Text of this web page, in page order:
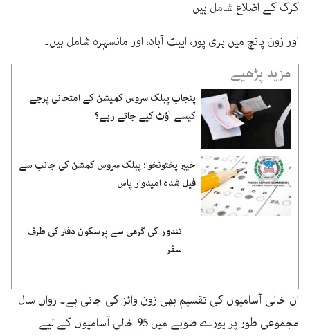
کرک کے اضلاع شامل ہیں
اور زون پانچ میں ہری پور، ایبٹ آباد، اور مانسہرہ شامل ہیں۔
مزید پڑھیے
پنجاب پبلک سروس کمیشن کے امتحانی پرچے
کیسے آؤٹ کیے جاتے رہے؟
خیبر پختونخوا: پبلک سروس کمشن کی جانب سے
فیل شدہ امیدوار پاس
تندور کی گرمی سے پرسکون دفتر کی طرف
سفر
ان خالی آسامیوں کی تقسیم بھی زون وائز کی جاتی ہے۔ رواں سال
مجموعی طور پر پورے صوبے میں 95 خالی آسامیوں کے لیے